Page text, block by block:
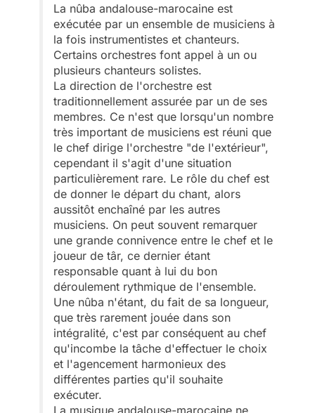
La nûba andalouse-marocaine est
exécutée par un ensemble de musiciens à
la fois instrumentistes et chanteurs.
Certains orchestres font appel à un ou
plusieurs chanteurs solistes.
La direction de l'orchestre est
traditionnellement assurée par un de ses
membres. Ce n'est que lorsqu'un nombre
très important de musiciens est réuni que
le chef dirige l'orchestre "de l'extérieur",
cependant il s'agit d'une situation
particulièrement rare. Le rôle du chef est
de donner le départ du chant, alors
aussitôt enchaîné par les autres
musiciens. On peut souvent remarquer
une grande connivence entre le chef et le
joueur de târ, ce dernier étant
responsable quant à lui du bon
déroulement rythmique de l'ensemble.
Une nûba n'étant, du fait de sa longueur,
que très rarement jouée dans son
intégralité, c'est par conséquent au chef
qu'incombe la tâche d'effectuer le choix
et l'agencement harmonieux des
différentes parties qu'il souhaite
exécuter.
La musique andalouse-marocaine ne